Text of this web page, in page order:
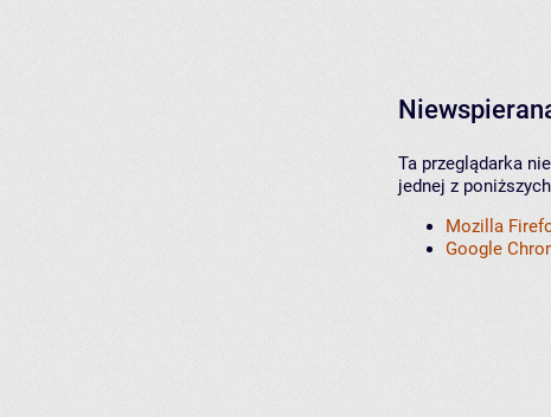
Ta przeglądarka
jednej z
Mozilla
Google